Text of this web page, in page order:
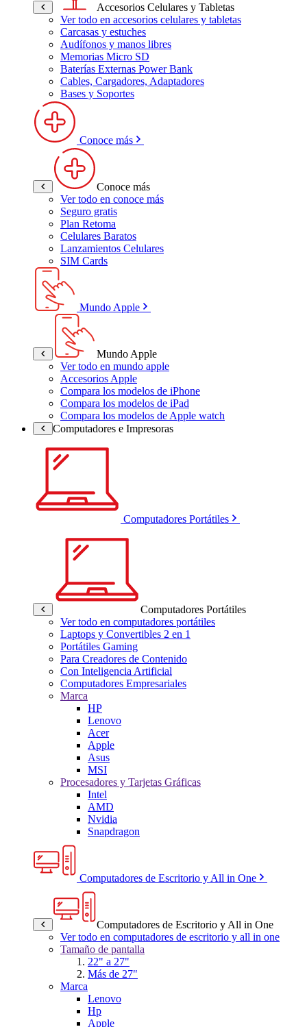
Accesorios Celulares y Tabletas
Ver todo en accesorios celulares y tabletas
Carcasas y estuches
Audífonos y manos libres
Memorias Micro SD
Baterías Externas Power Bank
Cables, Cargadores, Adaptadores
Bases y Soportes
Conoce más
Conoce más
Ver todo en conoce más
Seguro gratis
Plan Retoma
Celulares Baratos
Lanzamientos Celulares
SIM Cards
Mundo Apple
Mundo Apple
Ver todo en mundo apple
Accesorios Apple
Compara los modelos de iPhone
Compara los modelos de iPad
Compara los modelos de Apple watch
Computadores e Impresoras
Computadores Portátiles
Computadores Portátiles
Ver todo en computadores portátiles
Laptops y Convertibles 2 en 1
Portátiles Gaming
Para Creadores de Contenido
Con Inteligencia Artificial
Computadores Empresariales
Marca
HP
Lenovo
Acer
Apple
Asus
MSI
Procesadores y Tarjetas Gráficas
Intel
AMD
Nvidia
Snapdragon
Computadores de Escritorio y All in One
Computadores de Escritorio y All in One
Ver todo en computadores de escritorio y all in one
Tamaño de pantalla
22" a 27"
Más de 27"
Marca
Lenovo
Hp
Apple